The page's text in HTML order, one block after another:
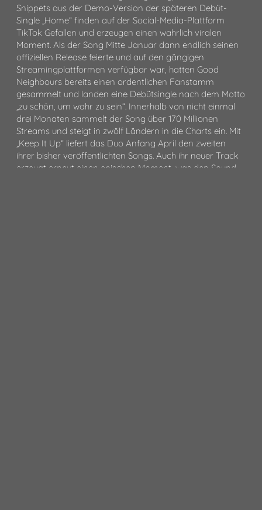
Snippets aus der Demo-Version der späteren Debüt-
Single „Home“ finden auf der Social-Media-Plattform
TikTok Gefallen und erzeugen einen wahrlich viralen
Moment. Als der Song Mitte Januar dann endlich seinen
offiziellen Release feierte und auf den gängigen
Streamingplattformen verfügbar war, hatten Good
Neighbours bereits einen ordentlichen Fanstamm
gesammelt und landen eine Debütsingle nach dem Motto
„zu schön, um wahr zu sein“. Innerhalb von nicht einmal
drei Monaten sammelt der Song über 170 Millionen
Streams und steigt in zwölf Ländern in die Charts ein. Mit
„Keep It Up“ liefert das Duo Anfang April den zweiten
ihrer bisher veröffentlichten Songs. Auch ihr neuer Track
erzeugt erneut einen epischen Moment, was den Sound